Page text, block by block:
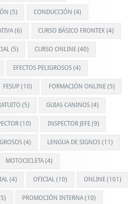
(5) CONDUCCIÓN (4)
(6) CURSO BÁSICO FRONTEX (4)
(5) CURSO ONLINE (40)
EFECTOS PELIGROSOS (4)
FESUP (10) FORMACIÓN ONLINE(5)
(5) GUIAS CANINOS(4)
(10) INSPECTOR JEFE(9)
(4) LENGUA DE SIGNOS (11)
MOTOCICLETA (4)
(4) OFICIAL (10) ONLINE(101)
PROMOCIÓN INTERNA (10)